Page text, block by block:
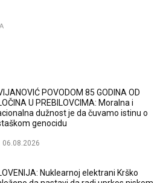
POVODOM 85 GODINA OD
U PREBILOVCIMA: Moralna i
dužnost je da čuvamo istinu o
genocidu
06.08.2026
Nuklearnoj elektrani Krško